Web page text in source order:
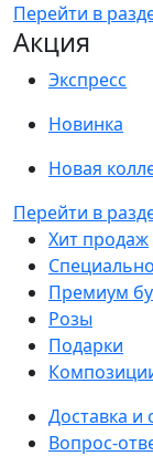
Перейти в
Акция
Экспресс
Новинка
Новая
Перейти в
Хит продаж
Премиум
Розы
Подарки
Доставка и
Вопрос-